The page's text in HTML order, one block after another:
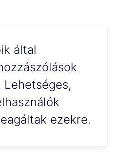
által
ezekre.